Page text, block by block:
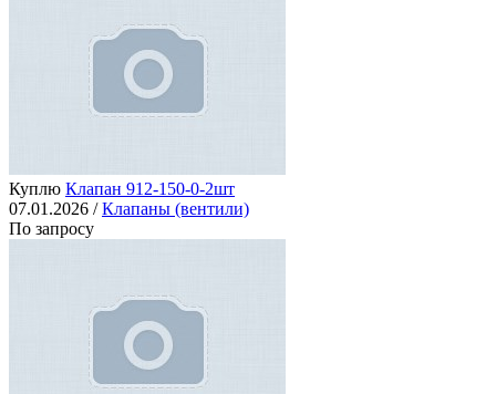
Куплю Клапан 912-150-0-2шт
07.01.2026 /Клапаны (вентили)
По запросу